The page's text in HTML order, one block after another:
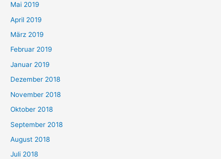
Mai 2019
April 2019
März 2019
Februar 2019
Januar 2019
Dezember 2018
November 2018
Oktober 2018
September 2018
August 2018
Juli 2018